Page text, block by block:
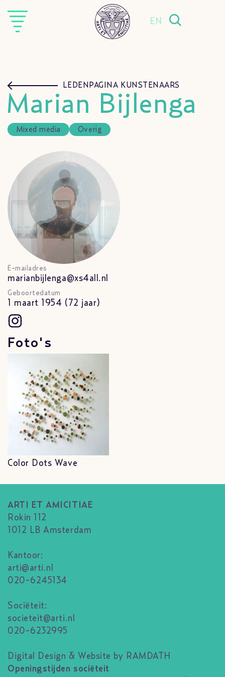
EN
LEDENPAGINA KUNSTENAARS
Marian Bijlenga
Mixed media Overig
E-mailadres
marianbijlenga@xs4all.nl
Geboortedatum
1 maart 1954 (72 jaar)
Foto's
Color Dots Wave
ARTI ET AMICITIAE
Rokin 112
1012 LB Amsterdam
Kantoor:
arti@arti.nl
020-6245134
Sociëteit:
societeit@arti.nl
020-6232995
Digital Design & Website by RAMDATH
Openingstijden sociëteit